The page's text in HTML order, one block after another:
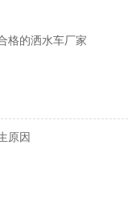
格的洒水车厂家
原因